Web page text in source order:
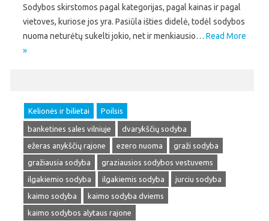
Sodybos skirstomos pagal kategorijas, pagal kainas ir pagal
vietoves, kuriose jos yra. Pasiūla išties didelė, todėl sodybos
nuoma neturėtų sukelti jokio, net ir menkiausio… Read More
»
Kelionės ir bilietai Poilsis
banketines sales vilniuje
dvarykščių sodyba
ežeras anykščių rajone
ezero nuoma
graži sodyba
gražiausia sodyba
graziausios sodybos vestuvems
ilgakiemio sodyba
ilgakiemis sodyba
jurciu sodyba
kaimo sodyba
kaimo sodyba dviems
kaimo sodybos alytaus rajone